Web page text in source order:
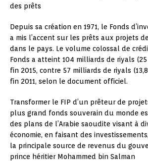
des prêts
Depuis sa création en 1971, le Fonds
a mis l’accent sur les prêts aux projets
dans le pays. Le volume colossal de
Fonds a atteint 104 milliards de riyals
fin 2015, contre 57 milliards de riyals
fin 2011, selon le document officiel.
Transformer le FIP d’un prêteur de
plus grand fonds souverain du monde
des plans de l’Arabie saoudite visant à
économie, en faisant des
la principale source de revenus du
prince héritier Mohammed bin Salman